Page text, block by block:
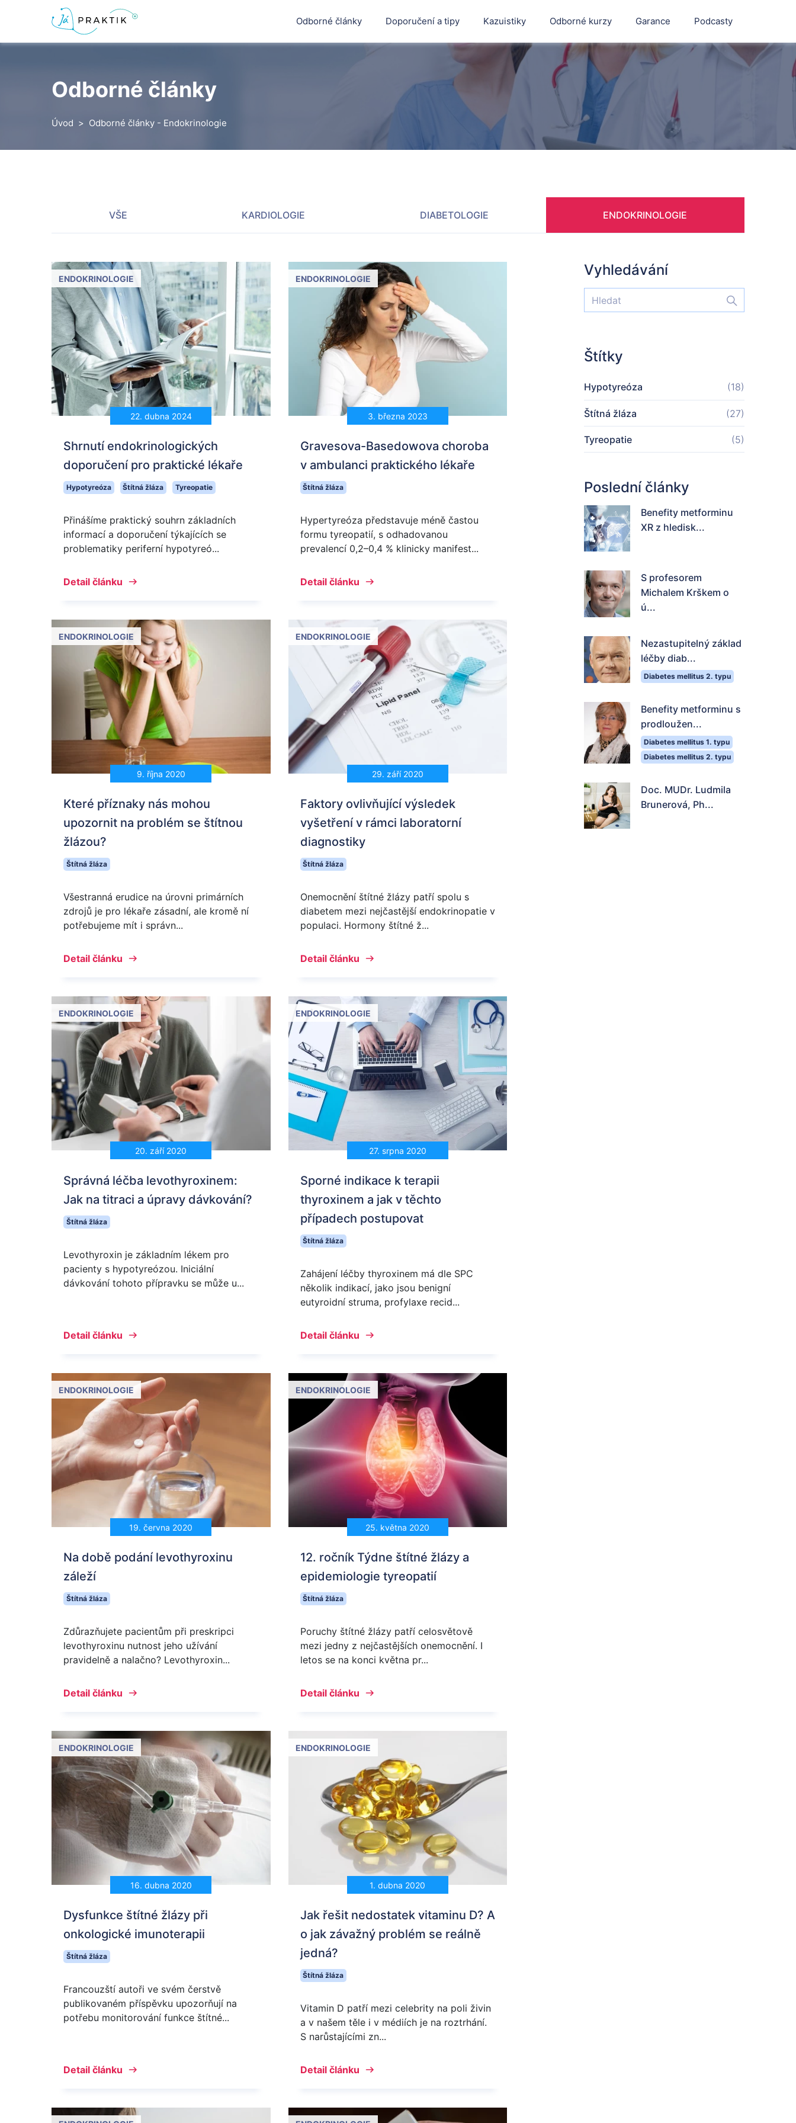
Odborné články Doporučení a tipy Kazuistiky Odborné kurzy Garance Podcasty
Odborné články
Úvod Odborné články - Endokrinologie
VŠE KARDIOLOGIE DIABETOLOGIE ENDOKRINOLOGIE
22. dubna 2024
ENDOKRINOLOGIE
Shrnutí endokrinologických
doporučení pro praktické lékaře
Hypotyreóza Štítná žláza Tyreopatie
Přinášíme praktický souhrn základních
informací a doporučení týkajících se
problematiky periferní hypotyreó...
Detail článku
3. března 2023
ENDOKRINOLOGIE
Gravesova-Basedowova choroba
v ambulanci praktického lékaře
Štítná žláza
Hypertyreóza představuje méně častou
formu tyreopatií, s odhadovanou
prevalencí 0,2–0,4 % klinicky manifest...
Detail článku
9. října 2020
ENDOKRINOLOGIE
Které příznaky nás mohou
upozornit na problém se štítnou
žlázou?
Štítná žláza
Všestranná erudice na úrovni primárních
zdrojů je pro lékaře zásadní, ale kromě ní
potřebujeme mít i správn...
Detail článku
29. září 2020
ENDOKRINOLOGIE
Faktory ovlivňující výsledek
vyšetření v rámci laboratorní
diagnostiky
Štítná žláza
Onemocnění štítné žlázy patří spolu s
diabetem mezi nejčastější endokrinopatie v
populaci. Hormony štítné ž...
Detail článku
20. září 2020
ENDOKRINOLOGIE
Správná léčba levothyroxinem:
Jak na titraci a úpravy dávkování?
Štítná žláza
Levothyroxin je základním lékem pro
pacienty s hypotyreózou. Iniciální
dávkování tohoto přípravku se může u...
Detail článku
27. srpna 2020
ENDOKRINOLOGIE
Sporné indikace k terapii
thyroxinem a jak v těchto
případech postupovat
Štítná žláza
Zahájení léčby thyroxinem má dle SPC
několik indikací, jako jsou benigní
eutyroidní struma, profylaxe recid...
Detail článku
19. června 2020
ENDOKRINOLOGIE
Na době podání levothyroxinu
záleží
Štítná žláza
Zdůrazňujete pacientům při preskripci
levothyroxinu nutnost jeho užívání
pravidelně a nalačno? Levothyroxin...
Detail článku
25. května 2020
ENDOKRINOLOGIE
12. ročník Týdne štítné žlázy a
epidemiologie tyreopatií
Štítná žláza
Poruchy štítné žlázy patří celosvětově
mezi jedny z nejčastějších onemocnění. I
letos se na konci května pr...
Detail článku
16. dubna 2020
ENDOKRINOLOGIE
Dysfunkce štítné žlázy při
onkologické imunoterapii
Štítná žláza
Francouzští autoři ve svém čerstvě
publikovaném příspěvku upozorňují na
potřebu monitorování funkce štítné...
Detail článku
1. dubna 2020
ENDOKRINOLOGIE
Jak řešit nedostatek vitaminu D? A
o jak závažný problém se reálně
jedná?
Štítná žláza
Vitamin D patří mezi celebrity na poli živin
a v našem těle i v médiích je na roztrhání.
S narůstajícími zn...
Detail článku
Vyhledávání
Hledat
Štítky
Hypotyreóza (18)
Štítná žláza (27)
Tyreopatie (5)
Poslední články
Benefity metforminu
XR z hledisk...
S profesorem
Michalem Krškem o
ú...
Nezastupitelný základ
léčby diab...
Diabetes mellitus 2. typu
Benefity metforminu s
prodloužen...
Diabetes mellitus 1. typu
Diabetes mellitus 2. typu
Doc. MUDr. Ludmila
Brunerová, Ph...